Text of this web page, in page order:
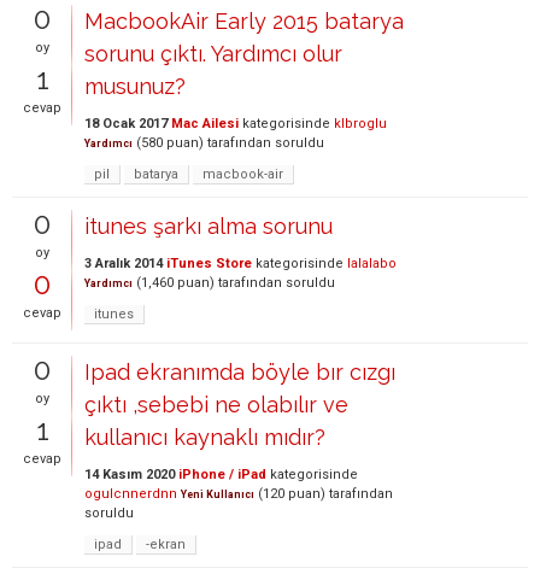
0
oy
1
cevap
MacbookAir Early 2015 batarya
sorunu çıktı. Yardımcı olur
musunuz?
18 Ocak 2017 Mac Ailesi kategorisinde klbroglu
Yardımcı (580 puan) tarafından soruldu
pil
batarya macbook-air
0
oy
0
cevap
itunes şarkı alma sorunu
3 Aralık 2014 iTunes Store kategorisinde lalalabo
Yardımcı (1,460 puan) tarafından soruldu
itunes
0
oy
1
cevap
Ipad ekranımda böyle bır cızgı
çıktı ,sebebi ne olabılır ve
kullanıcı kaynaklı mıdır?
14 Kasım 2020 iPhone / iPad kategorisinde
ogulcnnerdnn Yeni Kullanıcı (120 puan) tarafından
soruldu
ipad
-ekran